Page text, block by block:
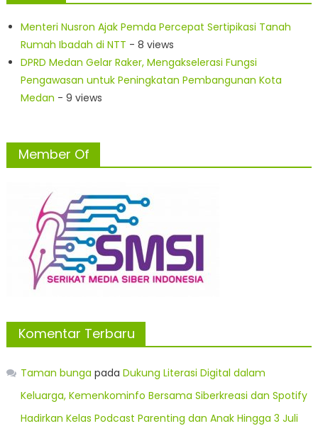
Menteri Nusron Ajak Pemda Percepat Sertipikasi Tanah
Rumah Ibadah di NTT - 8 views
DPRD Medan Gelar Raker, Mengakselerasi Fungsi
Pengawasan untuk Peningkatan Pembangunan Kota
Medan - 9 views
Member Of
Komentar Terbaru
Taman bunga pada Dukung Literasi Digital dalam
Keluarga, Kemenkominfo Bersama Siberkreasi dan Spotify
Hadirkan Kelas Podcast Parenting dan Anak Hingga 3 Juli